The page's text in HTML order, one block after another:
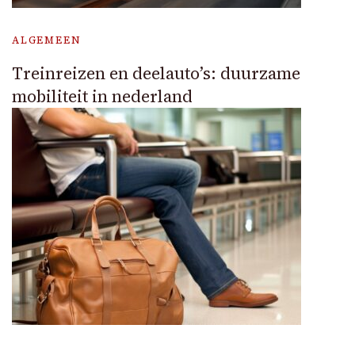
ALGEMEEN
Treinreizen en deelauto’s: duurzame
mobiliteit in nederland